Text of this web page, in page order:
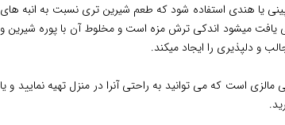
یا هندی استفاده شود که طعم شیرین تری نسبت به انبه های
یافت میشود اندکی ترش مزه است و مخلوط آن با پوره شیرین و
و دلپذیری را ایجاد میکند.
است که می توانید به راحتی آنرا در منزل تهیه نمایید و یا